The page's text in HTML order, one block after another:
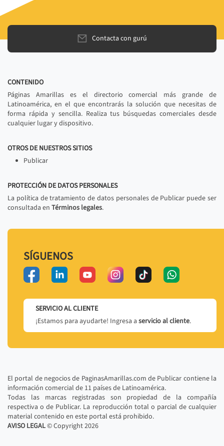
Contacta con gurú
CONTENIDO
Páginas Amarillas es el directorio comercial más grande de
Latinoamérica, en el que encontrarás la solución que necesitas de
forma rápida y sencilla. Realiza tus búsquedas comerciales desde
cualquier lugar y dispositivo.
OTROS DE NUESTROS SITIOS
Publicar
PROTECCIÓN DE DATOS PERSONALES
La política de tratamiento de datos personales de Publicar puede ser
consultada en Términos legales.
SÍGUENOS
SERVICIO AL CLIENTE
¡Estamos para ayudarte! Ingresa a servicio al cliente.
El portal de negocios de PaginasAmarillas.com de Publicar contiene la
información comercial de 11 países de Latinoamérica.
Todas las marcas registradas son propiedad de la compañía
respectiva o de Publicar. La reproducción total o parcial de cualquier
material contenido en este portal está prohibido.
AVISO LEGAL© Copyright2026